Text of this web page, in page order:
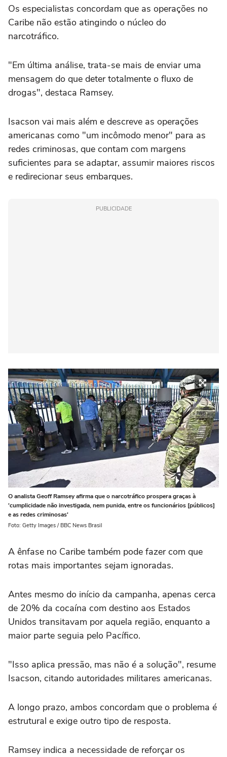
Os especialistas concordam que as operações no
Caribe não estão atingindo o núcleo do
narcotráfico.
"Em última análise, trata-se mais de enviar uma
mensagem do que deter totalmente o fluxo de
drogas", destaca Ramsey.
Isacson vai mais além e descreve as operações
americanas como "um incômodo menor" para as
redes criminosas, que contam com margens
suficientes para se adaptar, assumir maiores riscos
e redirecionar seus embarques.
PUBLICIDADE
O analista Geoff Ramsey afirma que o narcotráfico prospera graças à
'cumplicidade não investigada, nem punida, entre os funcionários [públicos]
e as redes criminosas'
Foto: Getty Images / BBC News Brasil
A ênfase no Caribe também pode fazer com que
rotas mais importantes sejam ignoradas.
Antes mesmo do início da campanha, apenas cerca
de 20% da cocaína com destino aos Estados
Unidos transitavam por aquela região, enquanto a
maior parte seguia pelo Pacífico.
"Isso aplica pressão, mas não é a solução", resume
Isacson, citando autoridades militares americanas.
A longo prazo, ambos concordam que o problema é
estrutural e exige outro tipo de resposta.
Ramsey indica a necessidade de reforçar os